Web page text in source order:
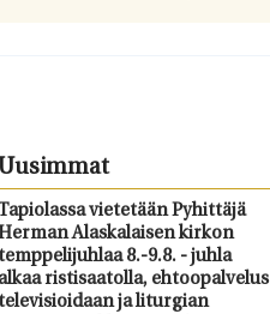
Uusimmat
vietetään Pyhittäjä
Alaskalaisen kirkon
temppelijuhlaa 8.-9.8. - juhla
alkaa ristisaatolla, ehtoopalvelus
televisioidaan ja liturgian